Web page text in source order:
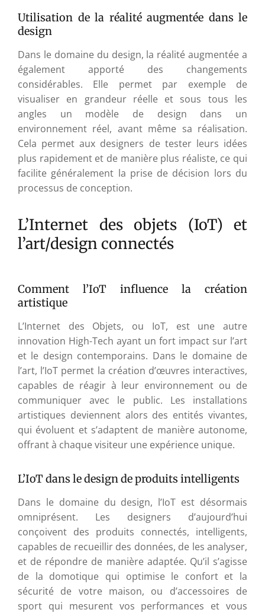
Utilisation de la réalité augmentée dans le
design
Dans le domaine du design, la réalité augmentée a
également apporté des changements
considérables. Elle permet par exemple de
visualiser en grandeur réelle et sous tous les
angles un modèle de design dans un
environnement réel, avant même sa réalisation.
Cela permet aux designers de tester leurs idées
plus rapidement et de manière plus réaliste, ce qui
facilite généralement la prise de décision lors du
processus de conception.
L’Internet des objets (IoT) et
l’art/design connectés
Comment l’IoT influence la création
artistique
L’Internet des Objets, ou IoT, est une autre
innovation High-Tech ayant un fort impact sur l’art
et le design contemporains. Dans le domaine de
l’art, l’IoT permet la création d’œuvres interactives,
capables de réagir à leur environnement ou de
communiquer avec le public. Les installations
artistiques deviennent alors des entités vivantes,
qui évoluent et s’adaptent de manière autonome,
offrant à chaque visiteur une expérience unique.
L’IoT dans le design de produits intelligents
Dans le domaine du design, l’IoT est désormais
omniprésent. Les designers d’aujourd’hui
conçoivent des produits connectés, intelligents,
capables de recueillir des données, de les analyser,
et de répondre de manière adaptée. Qu’il s’agisse
de la domotique qui optimise le confort et la
sécurité de votre maison, ou d’accessoires de
sport qui mesurent vos performances et vous